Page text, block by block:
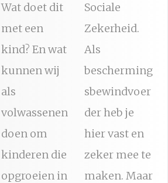
Wat doet dit
met een
kind? En wat
kunnen wij
als
volwassenen
doen om
kinderen die
opgroeien in
Sociale
Zekerheid.
Als
bescherming
sbewindvoer
der heb je
hier vast en
zeker mee te
maken. Maar